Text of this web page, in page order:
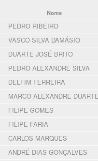
Nome
PEDRO RIBEIRO
VASCO SILVA DAMÁSIO
DUARTE JOSÉ BRITO
PEDRO ALEXANDRE SILVA
DELFIM FERREIRA
MARCO ALEXANDRE DUARTE
FILIPE GOMES
FILIPE FARIA
CARLOS MARQUES
ANDRÉ DIAS GONÇALVES